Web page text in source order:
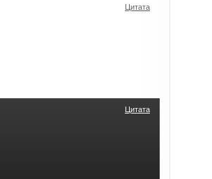
Цитата
Цитата